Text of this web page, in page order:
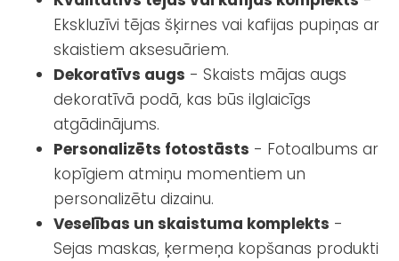
Ekskluzīvi tējas šķirnes vai kafijas pupiņas ar
skaistiem aksesuāriem.
Dekoratīvs augs - Skaists mājas augs
dekoratīvā podā, kas būs ilglaicīgs
atgādinājums.
Personalizēts fotostāsts - Fotoalbums ar
kopīgiem atmiņu momentiem un
personalizētu dizainu.
Veselības un skaistuma komplekts -
Sejas maskas, ķermeņa kopšanas produkti